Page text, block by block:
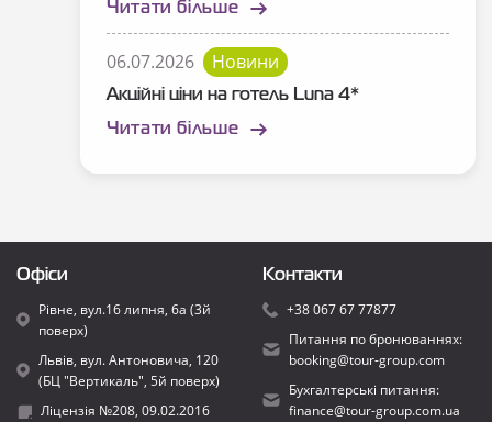
Читати більше
06.07.2026 Новини
Акційні ціни на готель Luna 4*
Читати більше
Офіси
Рівне, вул.16 липня, 6а (3й
поверх)
Львів, вул. Антоновича, 120
(БЦ "Вертикаль", 5й поверх)
Ліцензія №208, 09.02.2016
Контакти
+38 067 67 77877
Питання по бронюваннях:
booking@tour-group.com
Бухгалтерські питання:
finance@tour-group.com.ua